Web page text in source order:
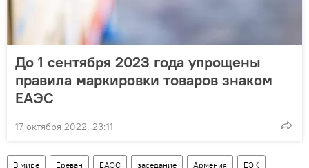
До 1 сентября 2023 года упрощены
правила маркировки товаров знаком
ЕАЭС
17 октября 2022, 23:11
В мире Ереван ЕАЭС заседание Армения ЕЭК